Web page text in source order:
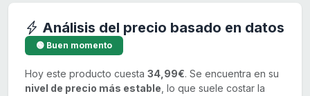
Análisis del precio basado en datos
🟢 Buen momento
Hoy este producto cuesta 34,99€. Se encuentra en su
nivel de precio más estable , lo que suele costar la